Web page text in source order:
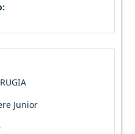
Junior